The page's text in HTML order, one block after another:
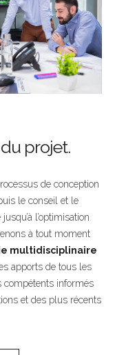
projet.
de conception
le conseil et le
l’optimisation
à tout moment
multidisciplinaire
apports de tous les
compétents informés
et des plus récents